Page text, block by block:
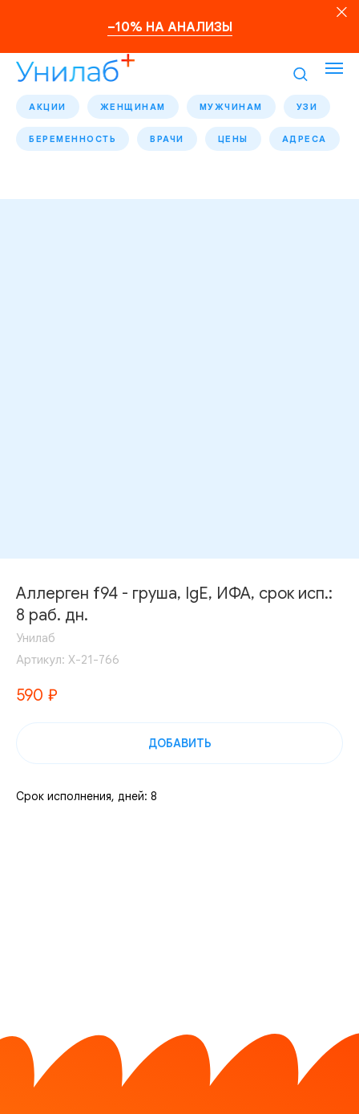
–10% НА АНАЛИЗЫ
АКЦИИ ЖЕНЩИНАМ МУЖЧИНАМ УЗИ
БЕРЕМЕННОСТЬ ВРАЧИ ЦЕНЫ АДРЕСА
Аллерген f94 - груша, IgE, ИФА, срок исп.:
8 раб. дн.
Унилаб
Артикул: Х-21-766
590 ₽
ДОБАВИТЬ
Срок исполнения, дней: 8